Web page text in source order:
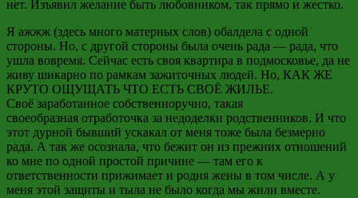
нет. Изъявил желание быть любовником, так прямо и жестко.
Я ажжж (здесь много матерных слов) обалдела с одной
стороны. Но, с другой стороны была очень рада — рада, что
ушла вовремя. Сейчас есть своя квартира в подмосковье, да не
живу шикарно по рамкам зажиточных людей. Но, КАК ЖЕ
КРУТО ОЩУЩАТЬ ЧТО ЕСТЬ СВОЁ ЖИЛЬЕ.
Своё заработанное собственноручно, такая
своеобразная отработочка за недоделки родственников. И что
этот дурной бывший ускакал от меня тоже была безмерно
рада. А так же осознала, что бежит он из прежних отношений
ко мне по одной простой причине — там его к
ответственности прижимает и родня жены в том числе. А у
меня этой защиты и тыла не было когда мы жили вместе.